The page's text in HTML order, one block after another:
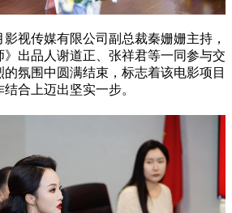
视传媒有限公司副总裁秦姗姗主持，
出品人谢道正、张祥君等一同参与交
氛围中圆满结束，标志着该电影项目
合上迈出坚实一步。